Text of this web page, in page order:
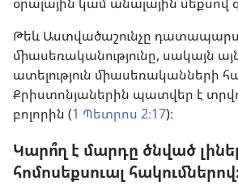
Թեև Աստվածաշունչը
միասեռականությունը, սակայն
ատելություն միասեռականների
Քրիստոնյաներին պատվեր է
բոլորին (1 Պետրոս 2։17)։
Կարո՞ղ է մարդը ծնված լինել
հոմոսեքսուալ